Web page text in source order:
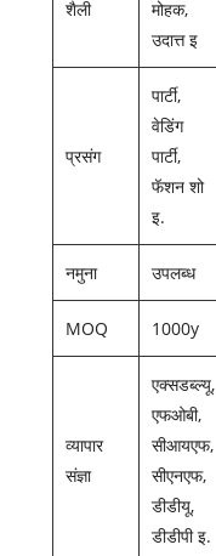
शैली
मोहक,
उदात्त इ
प्रसंग
पार्टी,
वेडिंग
पार्टी,
फॅशन शो
इ.
नमुना उपलब्ध
MOQ 1000y
व्यापार
संज्ञा
एक्सडब्ल्यू,
एफओबी,
सीआयएफ,
सीएनएफ,
डीडीयू,
डीडीपी इ.